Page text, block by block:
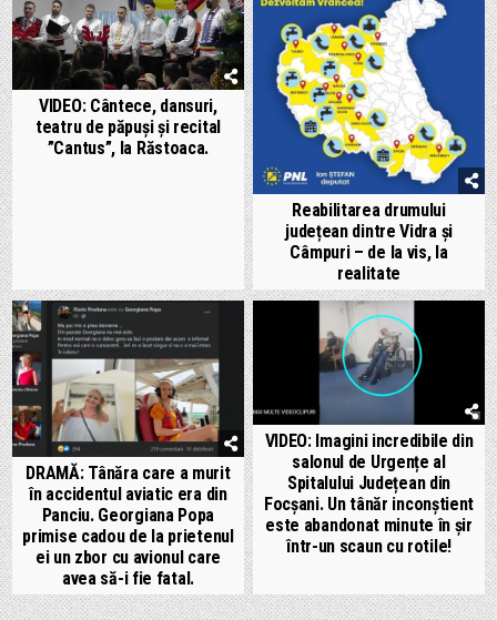
VIDEO: Cântece, dansuri,
teatru de păpuși și recital
”Cantus”, la Răstoaca.
Reabilitarea drumului
județean dintre Vidra și
Câmpuri – de la vis, la
realitate
DRAMĂ: Tânăra care a murit
în accidentul aviatic era din
Panciu. Georgiana Popa
primise cadou de la prietenul
ei un zbor cu avionul care
avea să-i fie fatal.
VIDEO: Imagini incredibile din
salonul de Urgențe al
Spitalului Județean din
Focșani. Un tânăr inconștient
este abandonat minute în șir
într-un scaun cu rotile!